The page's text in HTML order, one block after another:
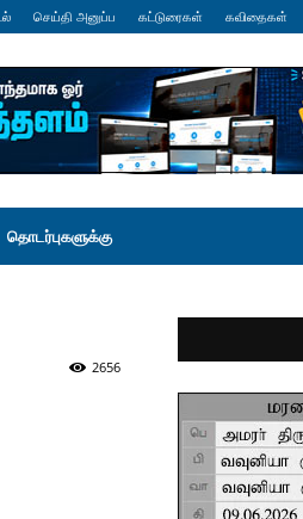
செய்தி அனுப்ப கட்டுரைகள் கவிதைகள்
தொடர்புகளுக்கு
2656